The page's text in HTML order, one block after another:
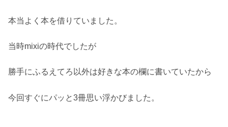
本当よく本を借りていました。
当時mixiの時代でしたが
勝手にふるえてろ以外は好きな本の欄に書いていたから
今回すぐにパッと3冊思い浮かびました。